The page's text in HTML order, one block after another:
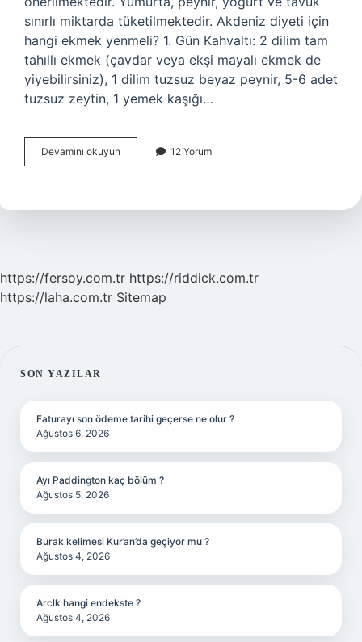
sınırlı miktarda tüketilmektedir. Akdeniz diyeti için
hangi ekmek yenmeli? 1. Gün Kahvaltı: 2 dilim tam
tahıllı ekmek (çavdar veya ekşi mayalı ekmek de
yiyebilirsiniz), 1 dilim tuzsuz beyaz peynir, 5-6 adet
tuzsuz zeytin, 1 yemek kaşığı…
Devamını okuyun Akdeniz
Diyetinde
12 Yorum
https://fersoy.com.tr https://riddick.com.tr
https://laha.com.tr Sitemap
SIDEBAR
SON YAZILAR
Faturayı son ödeme tarihi geçerse ne olur ?
Ağustos 6, 2026
Ayı Paddington kaç bölüm ?
Ağustos 5, 2026
Burak kelimesi Kur’an’da geçiyor mu ?
Ağustos 4, 2026
Arclk hangi endekste ?
Ağustos 4, 2026